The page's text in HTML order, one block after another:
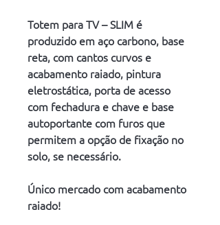
Totem para TV – SLIM é
produzido em aço carbono, base
reta, com cantos curvos e
acabamento raiado, pintura
eletrostática, porta de acesso
com fechadura e chave e base
autoportante com furos que
permitem a opção de fixação no
solo, se necessário.
Único mercado com acabamento
raiado!